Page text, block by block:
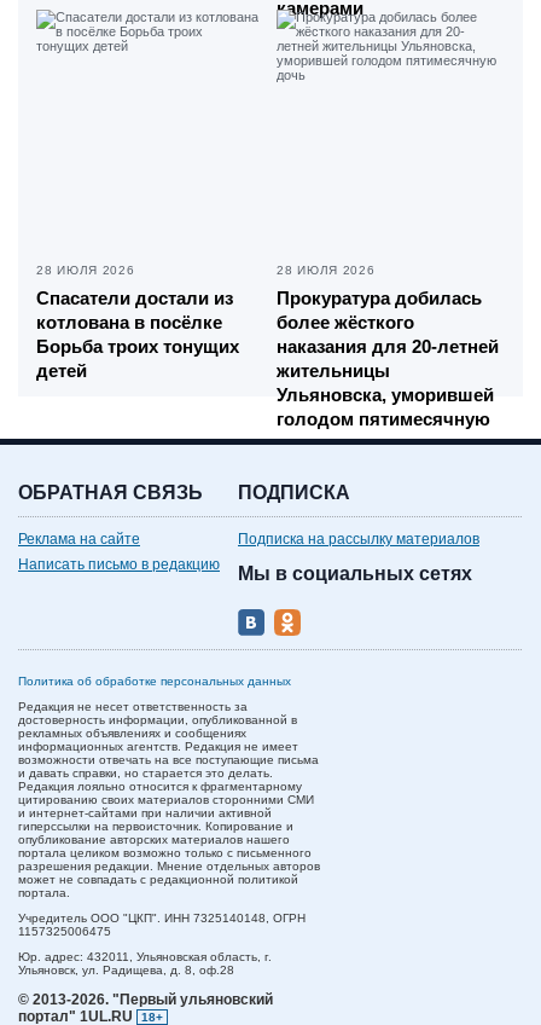
камерами
28 ИЮЛЯ 2026
Спасатели достали из
котлована в посёлке
Борьба троих тонущих
детей
28 ИЮЛЯ 2026
Прокуратура добилась
более жёсткого
наказания для 20-летней
жительницы
Ульяновска, уморившей
голодом пятимесячную
дочь
ОБРАТНАЯ СВЯЗЬ
Реклама на сайте
Написать письмо в редакцию
ПОДПИСКА
Подписка на рассылку материалов
Мы в социальных сетях
Политика об обработке персональных данных
Редакция не несет ответственность за
достоверность информации, опубликованной в
рекламных объявлениях и сообщениях
информационных агентств. Редакция не имеет
возможности отвечать на все поступающие письма
и давать справки, но старается это делать.
Редакция лояльно относится к фрагментарному
цитированию своих материалов сторонними СМИ
и интернет-сайтами при наличии активной
гиперссылки на первоисточник. Копирование и
опубликование авторских материалов нашего
портала целиком возможно только с письменного
разрешения редакции. Мнение отдельных авторов
может не совпадать с редакционной политикой
портала.
Учредитель ООО "ЦКП". ИНН 7325140148, ОГРН
1157325006475
Юр. адрес: 432011, Ульяновская область, г.
Ульяновск, ул. Радищева, д. 8, оф.28
© 2013-2026. "Первый ульяновский
портал" 1UL.RU
18+